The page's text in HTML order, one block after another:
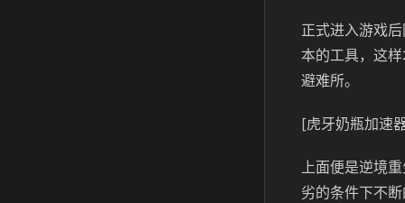
正式进入游戏
本的工具，这
避难所。
[虎牙奶瓶加速
上面便是逆境
劣的条件下不